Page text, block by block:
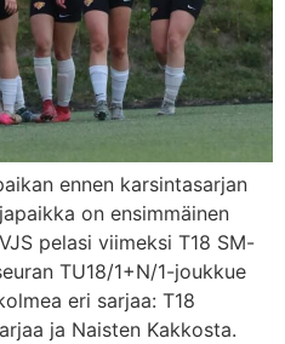
ennen karsintasarjan
on ensimmäinen
pelasi viimeksi T18 SM-
TU18/1+N/1-joukkue
eri sarjaa: T18
ja Naisten Kakkosta.